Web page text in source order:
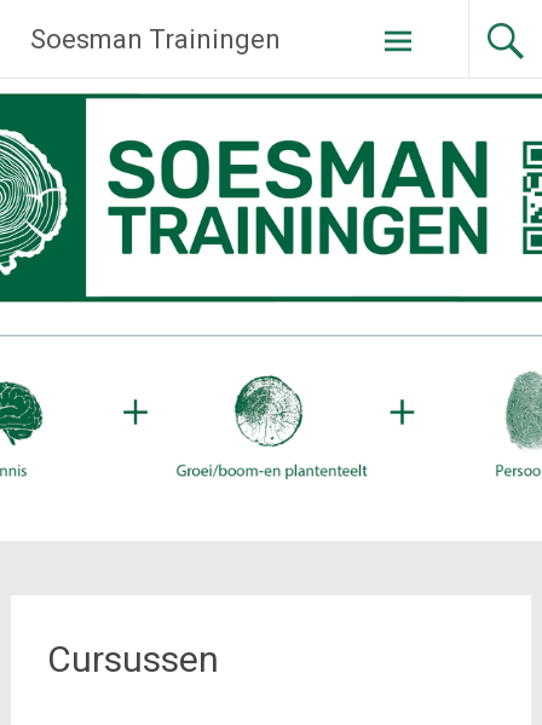
naar
de
inhoud
Soesman Trainingen
Cursussen